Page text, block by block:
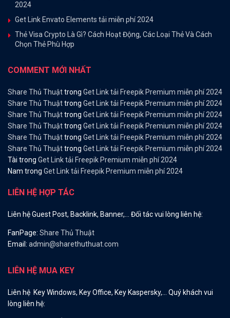
2024
Get Link Envato Elements tải miễn phí 2024
Thẻ Visa Crypto Là Gì? Cách Hoạt Động, Các Loại Thẻ Và Cách
Chọn Thẻ Phù Hợp
COMMENT MỚI NHẤT
Share Thủ Thuậttrong Get Link tải Freepik Premium miễn phí 2024
Share Thủ Thuậttrong Get Link tải Freepik Premium miễn phí 2024
Share Thủ Thuậttrong Get Link tải Freepik Premium miễn phí 2024
Share Thủ Thuậttrong Get Link tải Freepik Premium miễn phí 2024
Share Thủ Thuậttrong Get Link tải Freepik Premium miễn phí 2024
Share Thủ Thuậttrong Get Link tải Freepik Premium miễn phí 2024
Tài trong Get Link tải Freepik Premium miễn phí 2024
Nam trong Get Link tải Freepik Premium miễn phí 2024
LIÊN HỆ HỢP TÁC
Liên hệ Guest Post, Backlink, Banner,… Đối tác vui lòng liên hệ:
FanPage: Share Thủ Thuật
Email: admin@sharethuthuat.com
LIÊN HỆ MUA KEY
Liên hệ Key Windows, Key Office, Key Kaspersky,… Quý khách vui
lòng liên hệ: